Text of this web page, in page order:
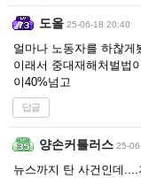
도올 25-06-18 20:40
얼마나 노동자를 하찮게
이래서 중대재해처벌법
이40%넘고
답글
양손커틀러스 25-
뉴스까지 탄 사건인데